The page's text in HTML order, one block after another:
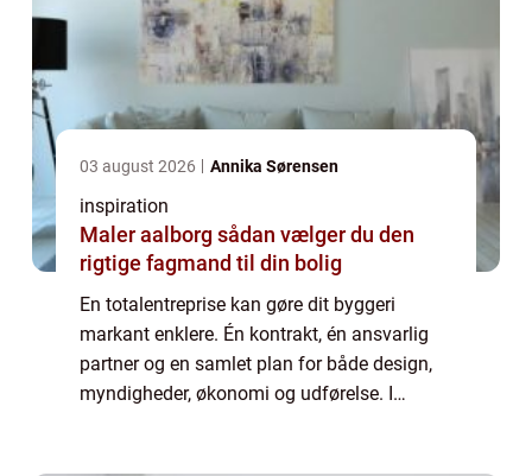
03 august 2026 Annika Sørensen
inspiration
Maler aalborg sådan vælger du den
rigtige fagmand til din bolig
En totalentreprise kan gøre dit byggeri
markant enklere. Én kontrakt, én ansvarlig
partner og en samlet plan for både design,
myndigheder, økonomi og udførelse. I